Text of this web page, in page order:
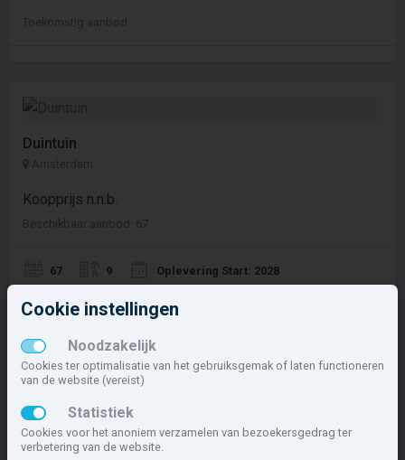
Toekomstig aanbod
Duintuin
Amsterdam
Koopprijs n.n.b.
Beschikbaar aanbod: 67
67 9 Oplevering Start: 2028
Rozenrijk in Zwaag
vanaf € 227.500,- v.o.n.
Beschikbaar aanbod: 22
Cookie instellingen
Noodzakelijk
Cookies ter optimalisatie van het gebruiksgemak of laten functioneren
van de website (vereist)
Statistiek
Cookies voor het anoniem verzamelen van bezoekersgedrag ter
verbetering van de website.